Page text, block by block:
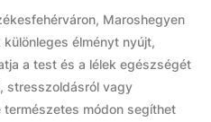
Maroshegyen
élményt nyújt,
a test és a lélek egészségét
stresszoldásról vagy
természetes módon segíthet